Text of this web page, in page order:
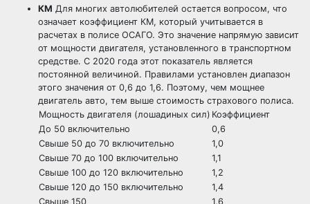
КМ Для многих автолюбителей остается вопросом, что
означает коэффициент КМ, который учитывается в
расчетах в полисе ОСАГО. Это значение напрямую зависит
от мощности двигателя, установленного в транспортном
средстве. С 2020 года этот показатель является
постоянной величиной. Правилами установлен диапазон
этого значения от 0,6 до 1,6. Поэтому, чем мощнее
двигатель авто, тем выше стоимость страхового полиса.
Мощность двигателя (лошадиных сил) Коэффициент
До 50 включительно
0,6
Свыше 50 до 70 включительно
1,0
Свыше 70 до 100 включительно
1,1
Свыше 100 до 120 включительно
1,2
Свыше 120 до 150 включительно
1,4
Свыше 150
1,6